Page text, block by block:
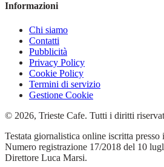
Informazioni
Chi siamo
Contatti
Pubblicità
Privacy Policy
Cookie Policy
Termini di servizio
Gestione Cookie
© 2026, Trieste Cafe. Tutti i diritti
Testata giornalistica online iscritta
Numero registrazione 17/2018 del 10
Direttore Luca Marsi.